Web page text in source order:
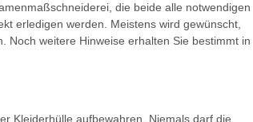
die beide alle notwendigen
erledigen wer­den. Meistens wird gewünscht,
Noch weitere Hinweise erhalten Sie bestimmt in
Kleiderhülle aufbewahren. Niemals darf die